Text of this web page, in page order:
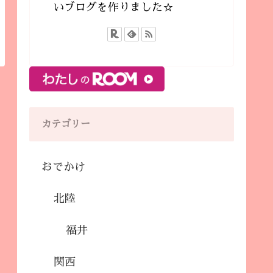
いブログを作りました☆
カテゴリー
おでかけ
北陸
福井
関西